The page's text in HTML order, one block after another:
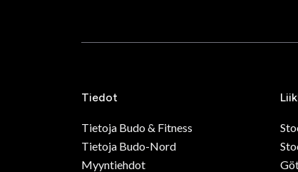
Tiedot
Tietoja Budo & Fitness
Tietoja Budo-Nord
Myyntiehdot